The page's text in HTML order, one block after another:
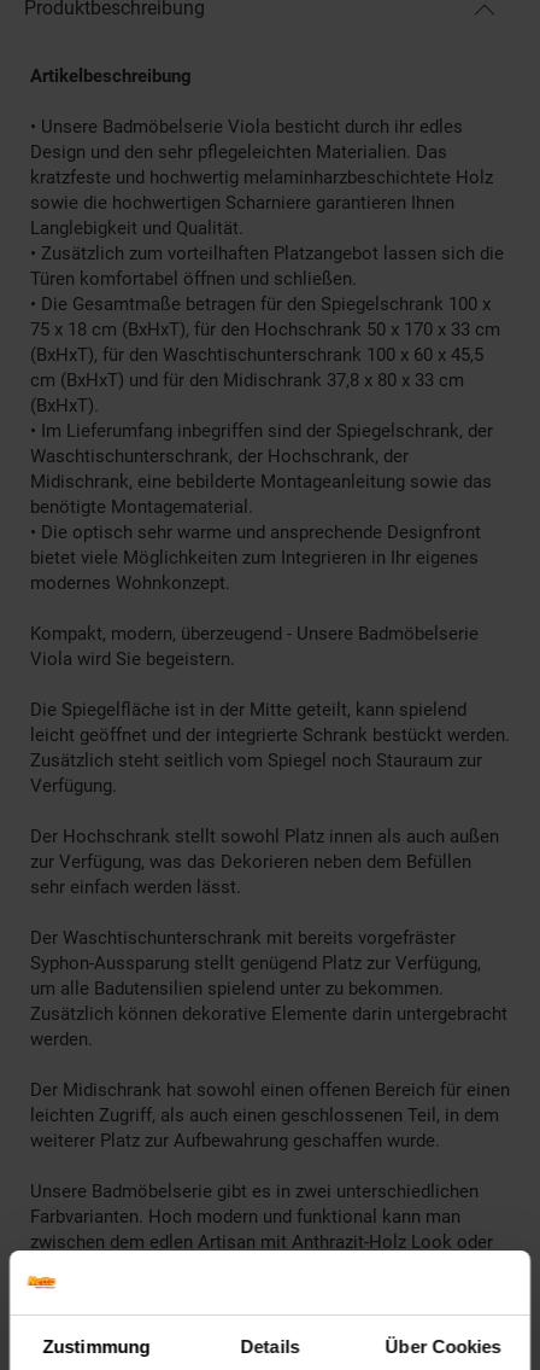
Zustimmung Details Über Cookies
Produktbeschreibung
Artikelbeschreibung
• Unsere Badmöbelserie Viola besticht durch ihr edles
Design und den sehr pflegeleichten Materialien. Das
kratzfeste und hochwertig melaminharzbeschichtete Holz
sowie die hochwertigen Scharniere garantieren Ihnen
Langlebigkeit und Qualität.
• Zusätzlich zum vorteilhaften Platzangebot lassen sich die
Türen komfortabel öffnen und schließen.
• Die Gesamtmaße betragen für den Spiegelschrank 100 x
75 x 18 cm (BxHxT), für den Hochschrank 50 x 170 x 33 cm
(BxHxT), für den Waschtischunterschrank 100 x 60 x 45,5
cm (BxHxT) und für den Midischrank 37,8 x 80 x 33 cm
(BxHxT).
• Im Lieferumfang inbegriffen sind der Spiegelschrank, der
Waschtischunterschrank, der Hochschrank, der
Midischrank, eine bebilderte Montageanleitung sowie das
benötigte Montagematerial.
• Die optisch sehr warme und ansprechende Designfront
bietet viele Möglichkeiten zum Integrieren in Ihr eigenes
modernes Wohnkonzept.
Kompakt, modern, überzeugend - Unsere Badmöbelserie
Viola wird Sie begeistern.
Die Spiegelfläche ist in der Mitte geteilt, kann spielend
leicht geöffnet und der integrierte Schrank bestückt werden.
Zusätzlich steht seitlich vom Spiegel noch Stauraum zur
Verfügung.
Der Hochschrank stellt sowohl Platz innen als auch außen
zur Verfügung, was das Dekorieren neben dem Befüllen
sehr einfach werden lässt.
Der Waschtischunterschrank mit bereits vorgefräster
Syphon-Aussparung stellt genügend Platz zur Verfügung,
um alle Badutensilien spielend unter zu bekommen.
Zusätzlich können dekorative Elemente darin untergebracht
werden.
Der Midischrank hat sowohl einen offenen Bereich für einen
leichten Zugriff, als auch einen geschlossenen Teil, in dem
weiterer Platz zur Aufbewahrung geschaffen wurde.
Unsere Badmöbelserie gibt es in zwei unterschiedlichen
Farbvarianten. Hoch modern und funktional kann man
zwischen dem edlen Artisan mit Anthrazit-Holz Look oder
Highlights werden sich hervorragend in jedes Bad einfügen
und machen es zu einem Hingucker in jedem Zuhause.